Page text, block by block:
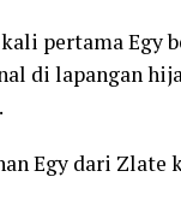
pertama Egy
di lapangan
Egy dari Zlate